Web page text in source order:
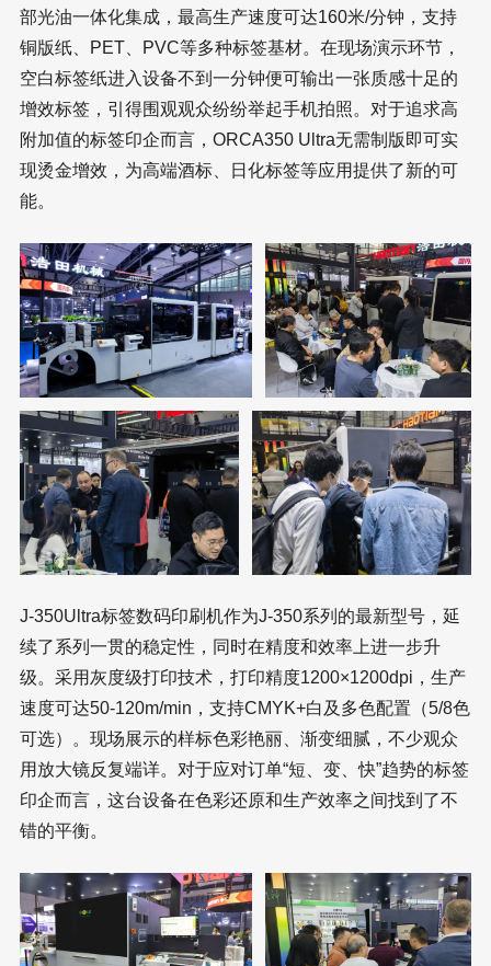
部光油一体化集成，最高生产速度可达160米/分钟，支持
铜版纸、PET、PVC等多种标签基材。在现场演示环节，
空白标签纸进入设备不到一分钟便可输出一张质感十足的
增效标签，引得围观观众纷纷举起手机拍照。对于追求高
附加值的标签印企而言，ORCA350 Ultra无需制版即可实
现烫金增效，为高端酒标、日化标签等应用提供了新的可
能。
J-350Ultra标签数码印刷机作为J-350系列的最新型号，延
续了系列一贯的稳定性，同时在精度和效率上进一步升
级。采用灰度级打印技术，打印精度1200×1200dpi，生产
速度可达50-120m/min，支持CMYK+白及多色配置（5/8色
可选）。现场展示的样标色彩艳丽、渐变细腻，不少观众
用放大镜反复端详。对于应对订单“短、变、快”趋势的标签
印企而言，这台设备在色彩还原和生产效率之间找到了不
错的平衡。